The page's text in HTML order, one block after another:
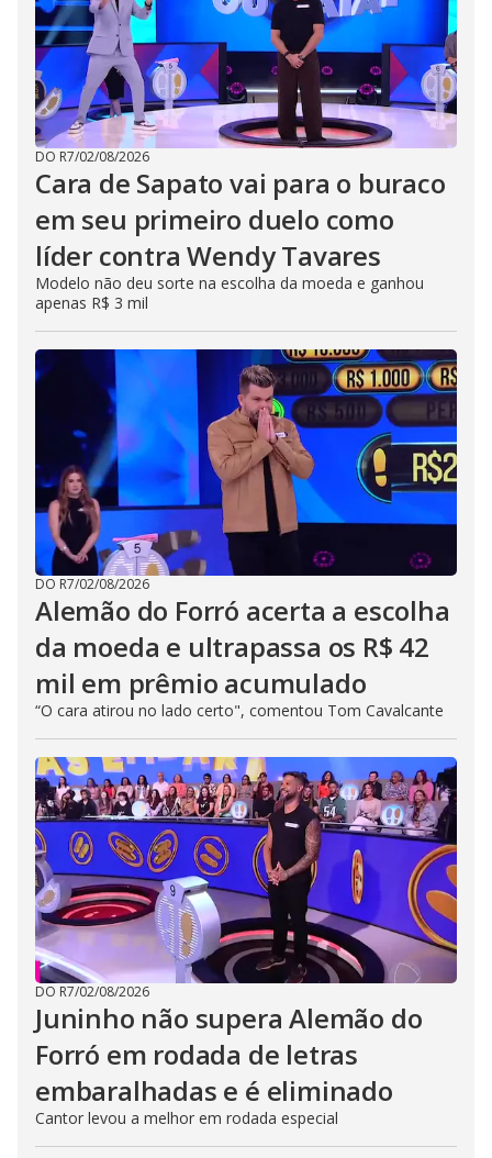
DO R7/02/08/2026
Cara de Sapato vai para o buraco
em seu primeiro duelo como
líder contra Wendy Tavares
Modelo não deu sorte na escolha da moeda e ganhou
apenas R$ 3 mil
DO R7/02/08/2026
Alemão do Forró acerta a escolha
da moeda e ultrapassa os R$ 42
mil em prêmio acumulado
“O cara atirou no lado certo", comentou Tom Cavalcante
DO R7/02/08/2026
Juninho não supera Alemão do
Forró em rodada de letras
embaralhadas e é eliminado
Cantor levou a melhor em rodada especial